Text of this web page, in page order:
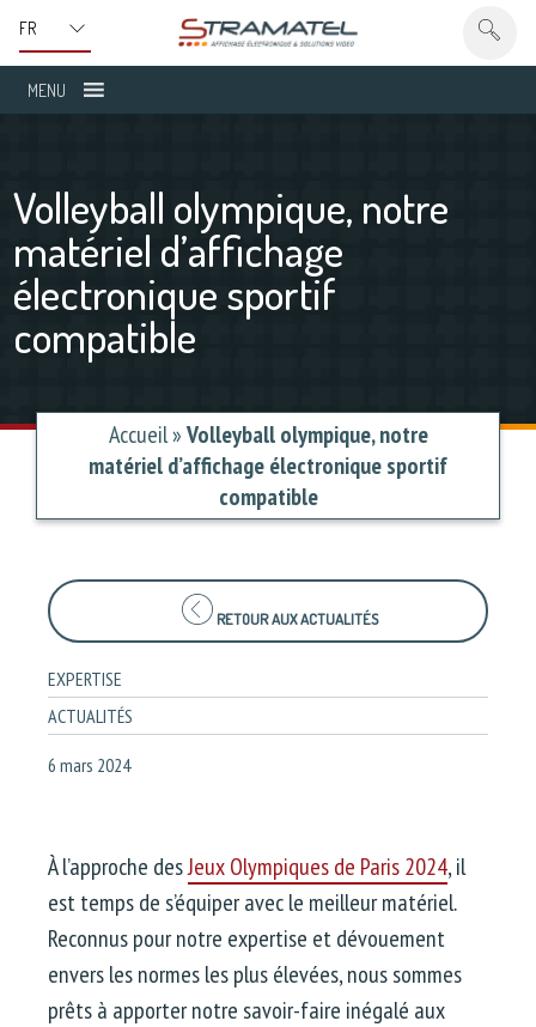
MENU
Volleyball olympique, notre
matériel d’affichage
électronique sportif
compatible
Accueil»Volleyball olympique, notre
matériel d’affichage électronique sportif
compatible
RETOUR AUX ACTUALITÉS
EXPERTISE
ACTUALITÉS
6 mars 2024
À l’approche desJeux Olympiques de Paris 2024, il
est temps de s’équiper avec le meilleur matériel.
Reconnus pour notre expertise et dévouement
envers les normes les plus élevées, nous sommes
prêts à apporter notre savoir-faire inégalé aux